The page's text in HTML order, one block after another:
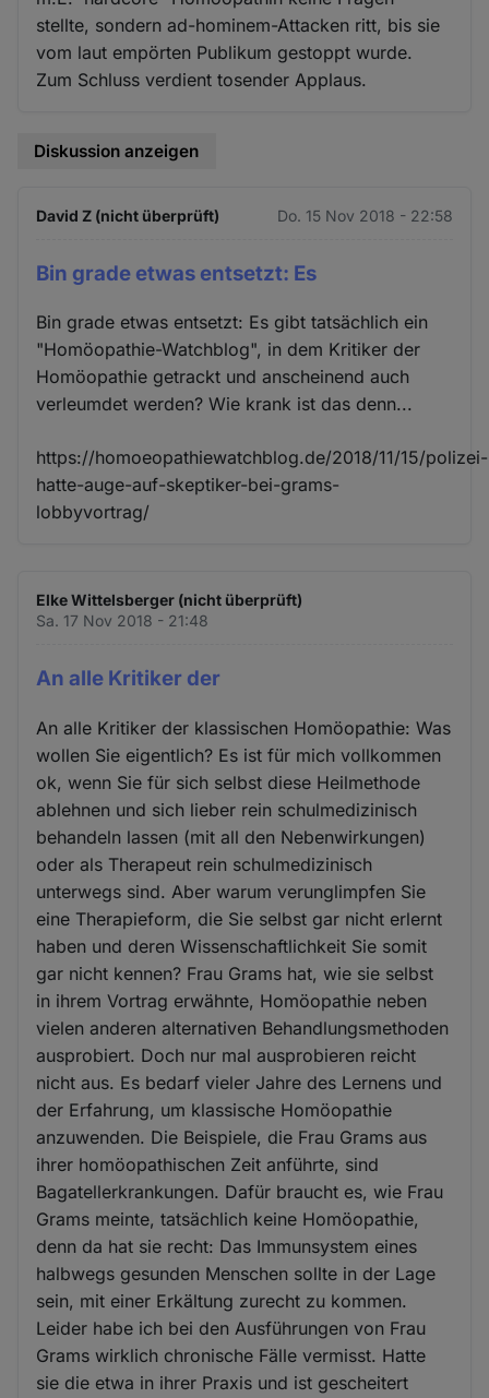
stellte, sondern ad-hominem-Attacken ritt, bis sie
vom laut empörten Publikum gestoppt wurde.
Zum Schluss verdient tosender Applaus.
Diskussion anzeigen
David Z (nicht überprüft) Do. 15 Nov 2018 - 22:58
Bin grade etwas entsetzt: Es
Bin grade etwas entsetzt: Es gibt tatsächlich ein
"Homöopathie-Watchblog", in dem Kritiker der
Homöopathie getrackt und anscheinend auch
verleumdet werden? Wie krank ist das denn...
https://homoeopathiewatchblog.de/2018/11/15/polizei-
hatte-auge-auf-skeptiker-bei-grams-
lobbyvortrag/
Elke Wittelsberger (nicht überprüft)
Sa. 17 Nov 2018 - 21:48
An alle Kritiker der
An alle Kritiker der klassischen Homöopathie: Was
wollen Sie eigentlich? Es ist für mich vollkommen
ok, wenn Sie für sich selbst diese Heilmethode
ablehnen und sich lieber rein schulmedizinisch
behandeln lassen (mit all den Nebenwirkungen)
oder als Therapeut rein schulmedizinisch
unterwegs sind. Aber warum verunglimpfen Sie
eine Therapieform, die Sie selbst gar nicht erlernt
haben und deren Wissenschaftlichkeit Sie somit
gar nicht kennen? Frau Grams hat, wie sie selbst
in ihrem Vortrag erwähnte, Homöopathie neben
vielen anderen alternativen Behandlungsmethoden
ausprobiert. Doch nur mal ausprobieren reicht
nicht aus. Es bedarf vieler Jahre des Lernens und
der Erfahrung, um klassische Homöopathie
anzuwenden. Die Beispiele, die Frau Grams aus
ihrer homöopathischen Zeit anführte, sind
Bagatellerkrankungen. Dafür braucht es, wie Frau
Grams meinte, tatsächlich keine Homöopathie,
denn da hat sie recht: Das Immunsystem eines
halbwegs gesunden Menschen sollte in der Lage
sein, mit einer Erkältung zurecht zu kommen.
Leider habe ich bei den Ausführungen von Frau
Grams wirklich chronische Fälle vermisst. Hatte
sie die etwa in ihrer Praxis und ist gescheitert